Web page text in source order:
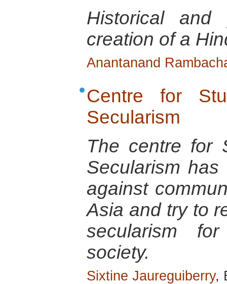
Historical and
creation of a
Anantanand
Centre for
Secularism
The centre for
Secularism
against
Asia and try to
secularism
society.
Sixtine Jaureguiberry,